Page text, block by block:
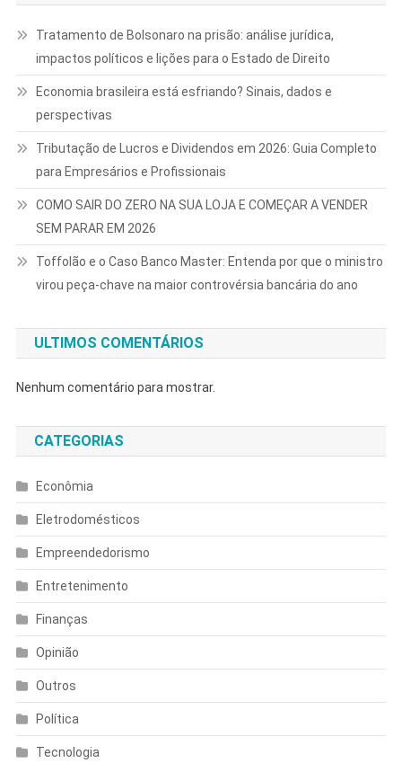
Tratamento de Bolsonaro na prisão: análise jurídica,
impactos políticos e lições para o Estado de Direito
Economia brasileira está esfriando? Sinais, dados e
perspectivas
Tributação de Lucros e Dividendos em 2026: Guia Completo
para Empresários e Profissionais
COMO SAIR DO ZERO NA SUA LOJA E COMEÇAR A VENDER
SEM PARAR EM 2026
Toffolão e o Caso Banco Master: Entenda por que o ministro
virou peça-chave na maior controvérsia bancária do ano
ULTIMOS COMENTÁRIOS
Nenhum comentário para mostrar.
CATEGORIAS
Econômia
Eletrodomésticos
Empreendedorismo
Entretenimento
Finanças
Opinião
Outros
Política
Tecnologia